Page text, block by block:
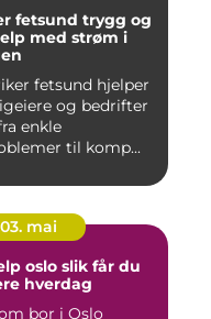
trygg og
med strøm i
fetsund hjelper
og bedrifter
enkle
til komp...
03. mai
slik får du
hverdag
bor i Oslo